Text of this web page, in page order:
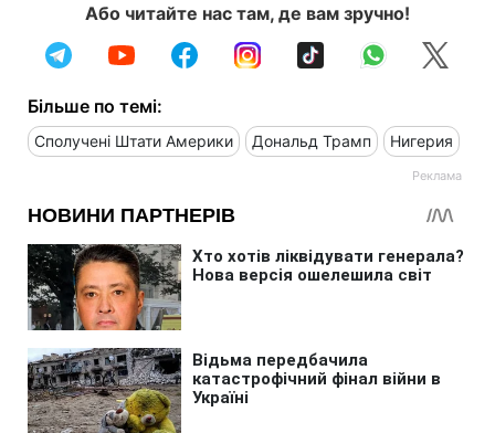
Або читайте нас там, де вам зручно!
Більше по темі:
Сполучені Штати Америки Дональд Трамп Нигерия